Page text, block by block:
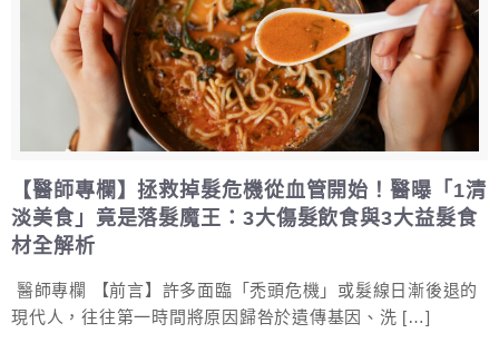
【醫師專欄】拯救掉髮危機從血管開始！醫曝「1清
淡美食」竟是落髮魔王：3大傷髮飲食與3大益髮食
材全解析
醫師專欄 【前言】許多面臨「禿頭危機」或髮線日漸後退的
現代人，往往第一時間將原因歸咎於遺傳基因、洗 […]